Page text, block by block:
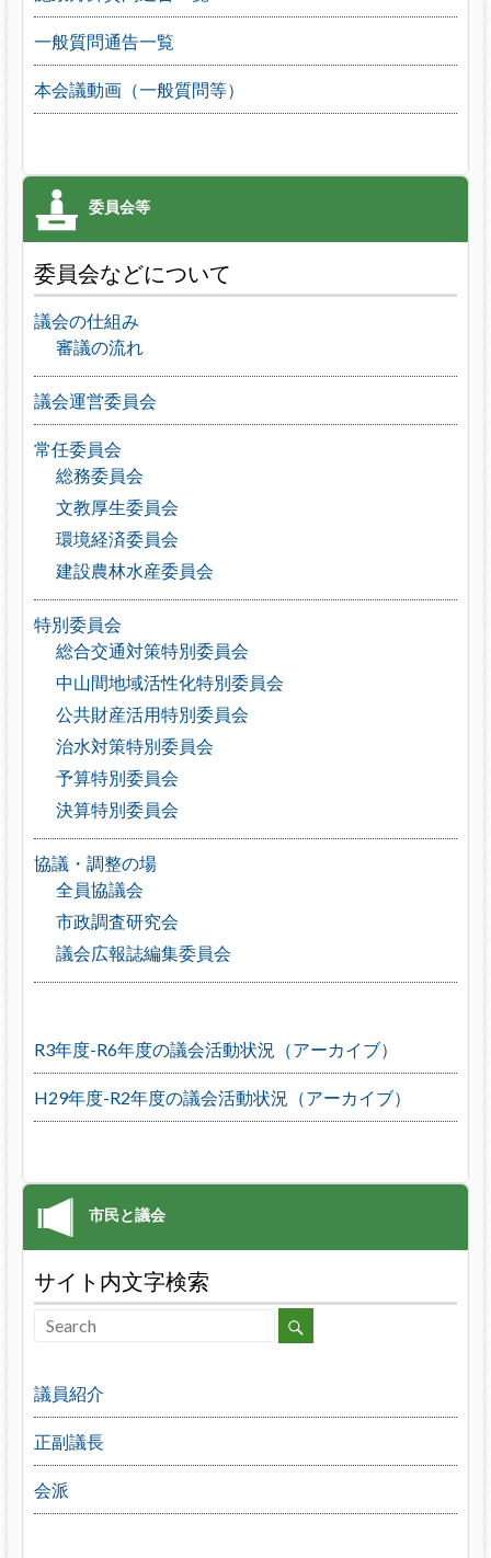
一般質問通告一覧
本会議動画（一般質問等）
委員会などについて
議会の仕組み
審議の流れ
議会運営委員会
常任委員会
総務委員会
文教厚生委員会
環境経済委員会
建設農林水産委員会
特別委員会
総合交通対策特別委員会
中山間地域活性化特別委員会
公共財産活用特別委員会
治水対策特別委員会
予算特別委員会
決算特別委員会
協議・調整の場
全員協議会
市政調査研究会
議会広報誌編集委員会
R3年度-R6年度の議会活動状況（アーカイブ）
H29年度-R2年度の議会活動状況（アーカイブ）
サイト内文字検索
議員紹介
正副議長
会派